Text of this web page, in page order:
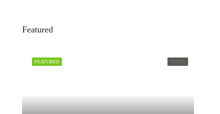
Featured
VENTE
FEATURED